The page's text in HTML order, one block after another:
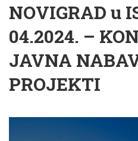
NOVIGRAD u
04.2024. –
JAVNA
PROJEKTI